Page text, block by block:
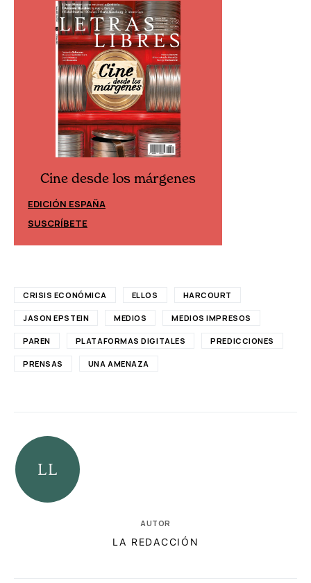
Cine desde los márgenes
EDICIÓN ESPAÑA
SUSCRÍBETE
CRISIS ECONÓMICA ELLOS HARCOURT
JASON EPSTEIN MEDIOS MEDIOS IMPRESOS
PAREN PLATAFORMAS DIGITALES PREDICCIONES
PRENSAS UNA AMENAZA
AUTOR
LA REDACCIÓN